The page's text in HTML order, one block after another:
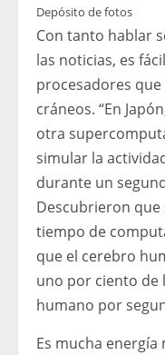
Depósito de fotos
Con tanto hablar
las noticias, es
procesadores
cráneos. “En
otra
simular la
durante un
Descubrieron que
tiempo de
que el cerebro
uno por ciento de
humano por
Es mucha